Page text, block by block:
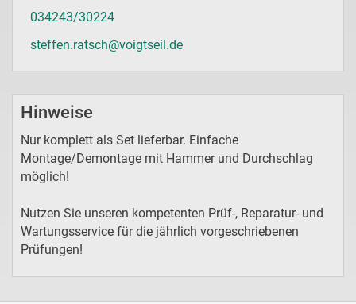
034243/30224
steffen.ratsch@voigtseil.de
Hinweise
Nur komplett als Set lieferbar. Einfache
Montage/Demontage mit Hammer und Durchschlag
möglich!
Nutzen Sie unseren kompetenten Prüf-, Reparatur- und
Wartungsservice für die jährlich vorgeschriebenen
Prüfungen!